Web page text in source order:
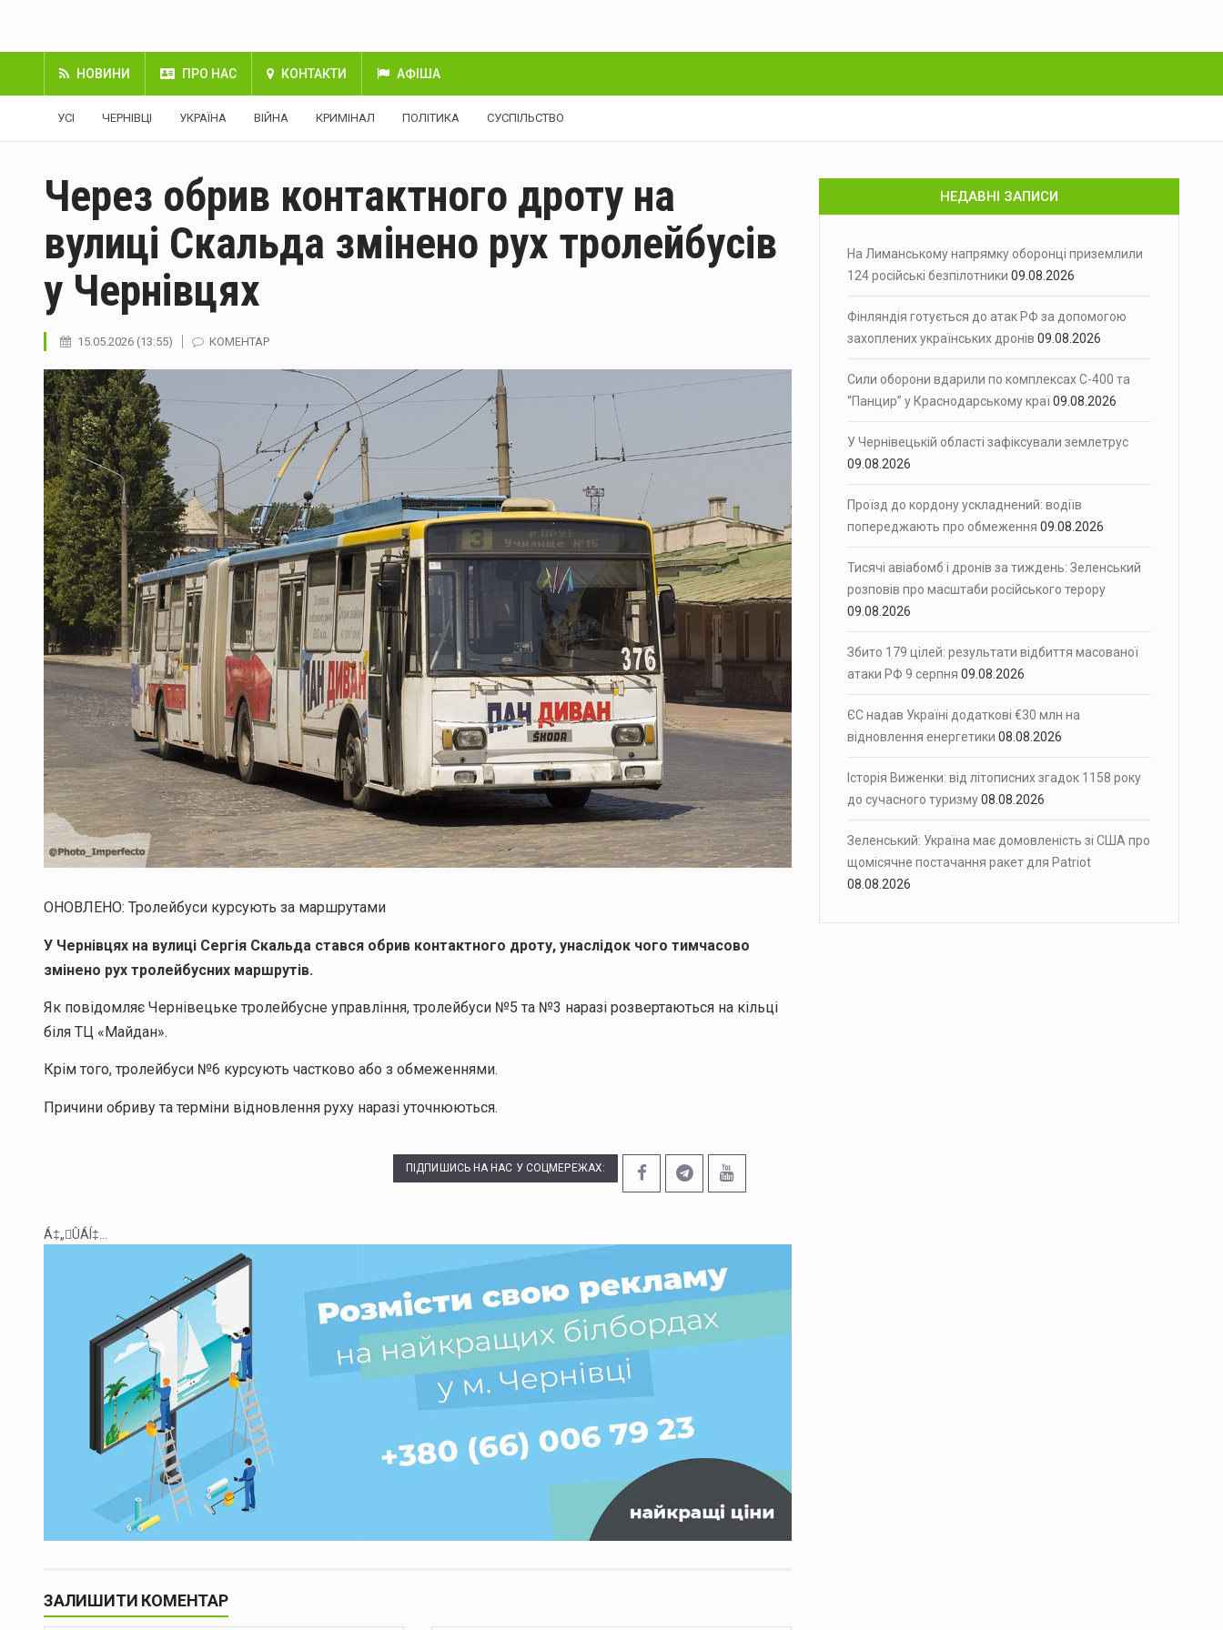
НОВИНИ ПРО НАС КОНТАКТИ АФІША
УСІ ЧЕРНІВЦІ УКРАЇНА ВІЙНА КРИМІНАЛ ПОЛІТИКА СУСПІЛЬСТВО
Через обрив контактного дроту на
вулиці Скальда змінено рух тролейбусів
у Чернівцях
15.05.2026 (13:55) КОМЕНТАР
ОНОВЛЕНО: Тролейбуси курсують за маршрутами
У Чернівцях на вулиці Сергія Скальда стався обрив контактного дроту, унаслідок чого тимчасово
змінено рух тролейбусних маршрутів.
Як повідомляє Чернівецьке тролейбусне управління, тролейбуси №5 та №3 наразі розвертаються на кільці
біля ТЦ «Майдан».
Крім того, тролейбуси №6 курсують частково або з обмеженнями.
Причини обриву та терміни відновлення руху наразі уточнюються.
ПІДПИШИСЬ НА НАС У СОЦМЕРЕЖАХ:
Á‡„ÛÁÍ‡...
ЗАЛИШИТИ КОМЕНТАР
НЕДАВНІ ЗАПИСИ
На Лиманському напрямку оборонці приземлили
124 російські безпілотники 09.08.2026
Фінляндія готується до атак РФ за допомогою
захоплених українських дронів 09.08.2026
Сили оборони вдарили по комплексах С-400 та
“Панцир” у Краснодарському краї09.08.2026
У Чернівецькій області зафіксували землетрус
09.08.2026
Проїзд до кордону ускладнений: водіїв
попереджають про обмеження 09.08.2026
Тисячі авіабомб і дронів за тиждень: Зеленський
розповів про масштаби російського терору
09.08.2026
Збито 179 цілей: результати відбиття масованої
атаки РФ 9 серпня 09.08.2026
ЄС надав Україні додаткові €30 млн на
відновлення енергетики 08.08.2026
Історія Виженки: від літописних згадок 1158 року
до сучасного туризму08.08.2026
Зеленський: Україна має домовленість зі США про
щомісячне постачання ракет для Patriot
08.08.2026